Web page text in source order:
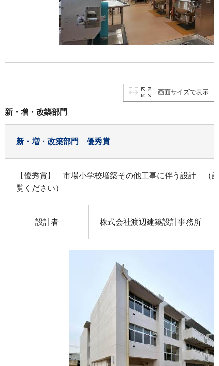
画面サイズで表示
新・増・改築部門
新・増・改築部門 優秀賞
【優秀賞】 市場小学校増築その他工事に伴う設計 （
覧ください）
設計者 株式会社渡辺建築設計事務所